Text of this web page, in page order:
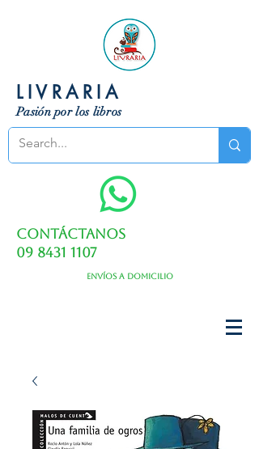
LIVRARIA
Pasión por los libros
Contáctanos
09 8431 1107
Envíos a domicilio